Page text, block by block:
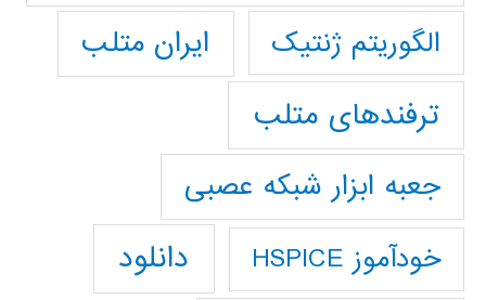
الگوریتم ژنتیک
ایران متلب
ترفندهای متلب
جعبه ابزار شبکه عصبی
خودآموز HSPICE دانلود